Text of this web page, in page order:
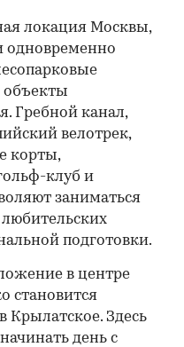
локация Москвы,
одновременно
объекты
Гребной канал,
велотрек,
корты,
клуб и
заниматься
подготовки.
в центре
становится
Крылатское. Здесь
день с